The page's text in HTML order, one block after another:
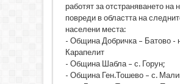
работят за отстраняването на
повреди в областта на
населени места:
- Община Добричка – Батово -
Карапелит
- Община Шабла – с. Горун;
- Община Ген.Тошево – с.